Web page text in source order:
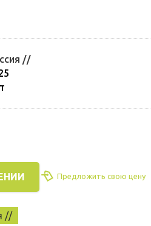
//
Предложить свою цену
//